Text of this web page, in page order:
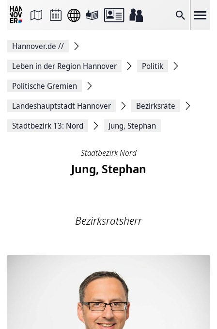
Suche
Seite
Facebook
teilen
Seitenlink
Seite
Hannover.de //
Leben in der Region Hannover
Politik
Politische Gremien
Landeshauptstadt Hannover
Bezirksräte
Stadtbezirk 13: Nord
Jung, Stephan
Stadtbezirk Nord
Jung, Stephan
Bezirksratsherr